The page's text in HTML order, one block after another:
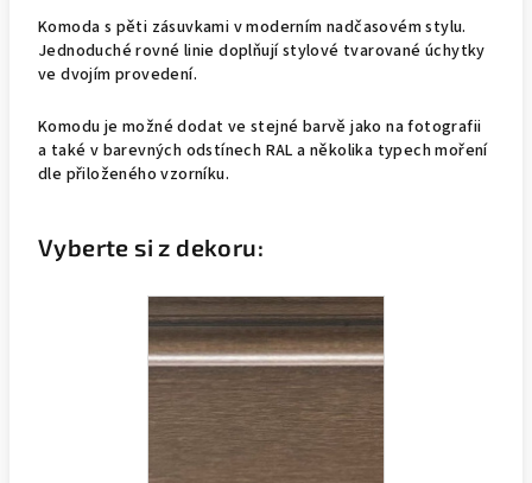
Komoda s pěti zásuvkami v moderním nadčasovém stylu.
Jednoduché rovné linie doplňují stylové tvarované úchytky
ve dvojím provedení.
Komodu je možné dodat ve stejné barvě jako na fotografii
a také v barevných odstínech RAL a několika typech moření
dle přiloženého vzorníku.
Vyberte si z dekoru: